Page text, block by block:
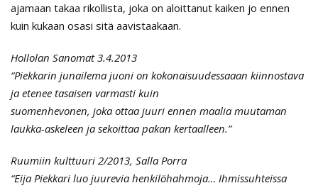
ajamaan takaa rikollista, joka on aloittanut kaiken jo ennen
kuin kukaan osasi sitä aavistaakaan.
Hollolan Sanomat 3.4.2013
“Piekkarin junailema juoni on kokonaisuudessaaan kiinnostava
ja etenee tasaisen varmasti kuin
suomenhevonen, joka ottaa juuri ennen maalia muutaman
laukka-askeleen ja sekoittaa pakan kertaalleen.”
Ruumiin kulttuuri 2/2013, Salla Porra
“Eija Piekkari luo juurevia henkilöhahmoja… Ihmissuhteissa